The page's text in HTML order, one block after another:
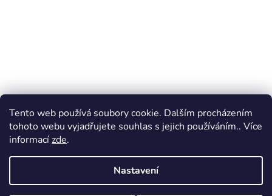
Tento web používá soubory cookie. Dalším procházením
tohoto webu vyjadřujete souhlas s jejich používáním.. Více
informacízde.
Nastavení
DARA design
Vytvořil Shoptet